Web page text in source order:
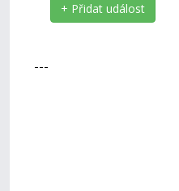
+ Přidat událost
---